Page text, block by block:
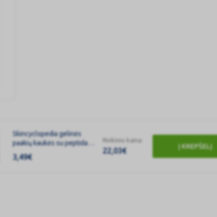
Skincyclopedia gelinės
paakių kaukės su peptidais,
kofeinu, hialurono rūgštimi
ir kolagenu, 2 vnt.
3,49€
Rinkinio kaina:
22,03€
Į KREPŠELĮ